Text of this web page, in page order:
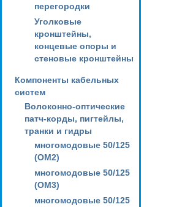
перегородки
Уголковые
кронштейны,
концевые опоры и
стеновые кронштейны
Компоненты кабельных
систем
Волоконно-оптические
патч-корды, пигтейлы,
транки и гидры
многомодовые 50/125
(OM2)
многомодовые 50/125
(OM3)
многомодовые 50/125